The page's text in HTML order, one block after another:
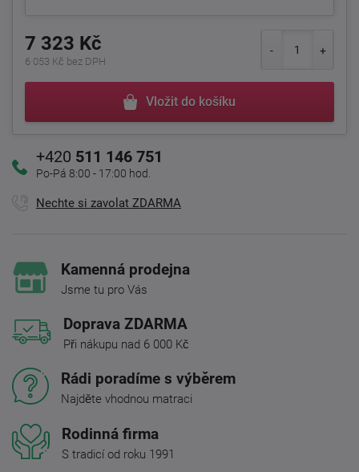
7 323 Kč
6 053 Kč bez DPH
Vložit do košíku
+420 511 146 751
Po-Pá 8:00 - 17:00 hod.
Nechte si zavolat ZDARMA
Kamenná prodejna
Jsme tu pro Vás
Doprava ZDARMA
Při nákupu nad 6 000 Kč
Rádi poradíme s výběrem
Najděte vhodnou matraci
Rodinná firma
S tradicí od roku 1991